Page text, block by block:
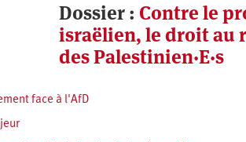
Dossier : Contre le
israëlien, le droit au
des Palestinien·E·s
face à l'AfD